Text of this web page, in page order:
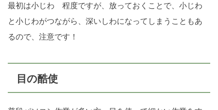
最初は小じわ 程度ですが、放っておくことで、小じわ
と小じわがつながら、深いしわになってしまうこともあ
るので、注意です！
目の酷使